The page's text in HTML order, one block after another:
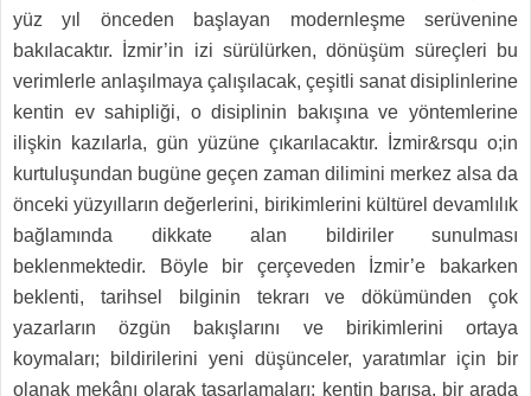
yüz yıl önceden başlayan modernleşme serüvenine
bakılacaktır. İzmir’in izi sürülürken, dönüşüm süreçleri bu
verimlerle anlaşılmaya çalışılacak, çeşitli sanat disiplinlerine
kentin ev sahipliği, o disiplinin bakışına ve yöntemlerine
ilişkin kazılarla, gün yüzüne çıkarılacaktır. İzmir&rsqu o;in
kurtuluşundan bugüne geçen zaman dilimini merkez alsa da
önceki yüzyılların değerlerini, birikimlerini kültürel devamlılık
bağlamında dikkate alan bildiriler sunulması
beklenmektedir. Böyle bir çerçeveden İzmir’e bakarken
beklenti, tarihsel bilginin tekrarı ve dökümünden çok
yazarların özgün bakışlarını ve birikimlerini ortaya
koymaları; bildirilerini yeni düşünceler, yaratımlar için bir
olanak mekânı olarak tasarlamaları; kentin barışa, bir arada